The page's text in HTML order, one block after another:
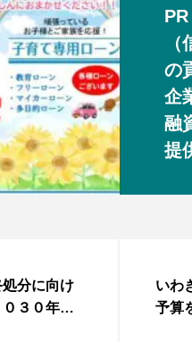
の
企
融
提
分に向け
３０年頃
いわ
予算